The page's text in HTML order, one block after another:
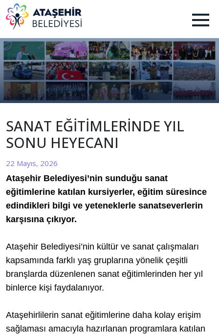
SANAT EĞİTİMLERİNDE YIL
SONU HEYECANI
22 Mayıs, 2026
Ataşehir Belediyesi’nin sunduğu sanat
eğitimlerine katılan kursiyerler, eğitim süresince
edindikleri bilgi ve yeteneklerle sanatseverlerin
karşısına çıkıyor.
Ataşehir Belediyesi’nin kültür ve sanat çalışmaları
kapsamında farklı yaş gruplarına yönelik çeşitli
branşlarda düzenlenen sanat eğitimlerinden her yıl
binlerce kişi faydalanıyor.
Ataşehirlilerin sanat eğitimlerine daha kolay erişim
sağlaması amacıyla hazırlanan programlara katılan